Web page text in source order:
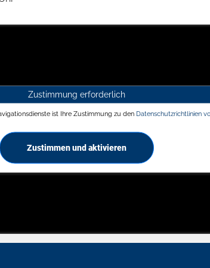
Zustimmung erforderlich
ist Ihre Zustimmung zu den Datenschutzrichtlinien
Zustimmen und aktivieren